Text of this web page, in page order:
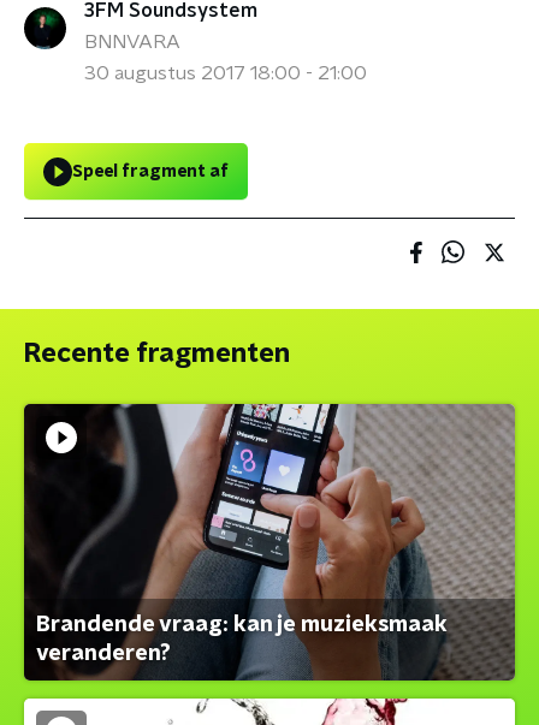
3FM Soundsystem
BNNVARA
30 augustus 2017 18:00 - 21:00
Speel fragment af
Recente fragmenten
Brandende vraag: kan je muzieksmaak
veranderen?